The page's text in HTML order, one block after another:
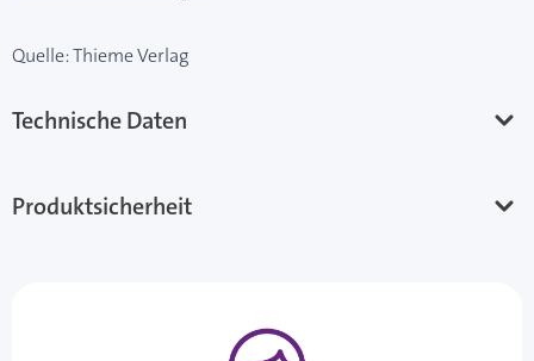
Quelle: Thieme Verlag
Technische Daten
Produktsicherheit